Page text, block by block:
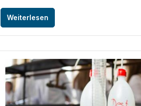
Weiterlesen